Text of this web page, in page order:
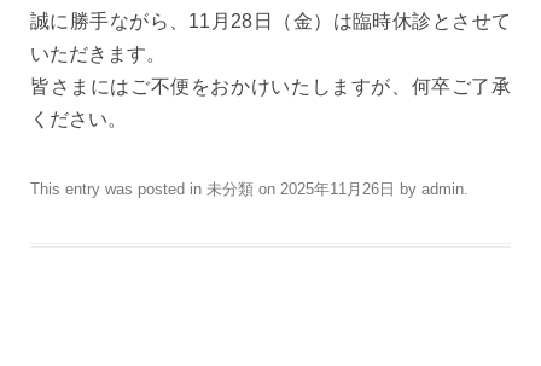
誠に勝手ながら、11月28日（金）は臨時休診とさせて
いただきます。
皆さまにはご不便をおかけいたしますが、何卒ご了承
ください。
This entry was posted in 未分類 on 2025年11月26日 by admin